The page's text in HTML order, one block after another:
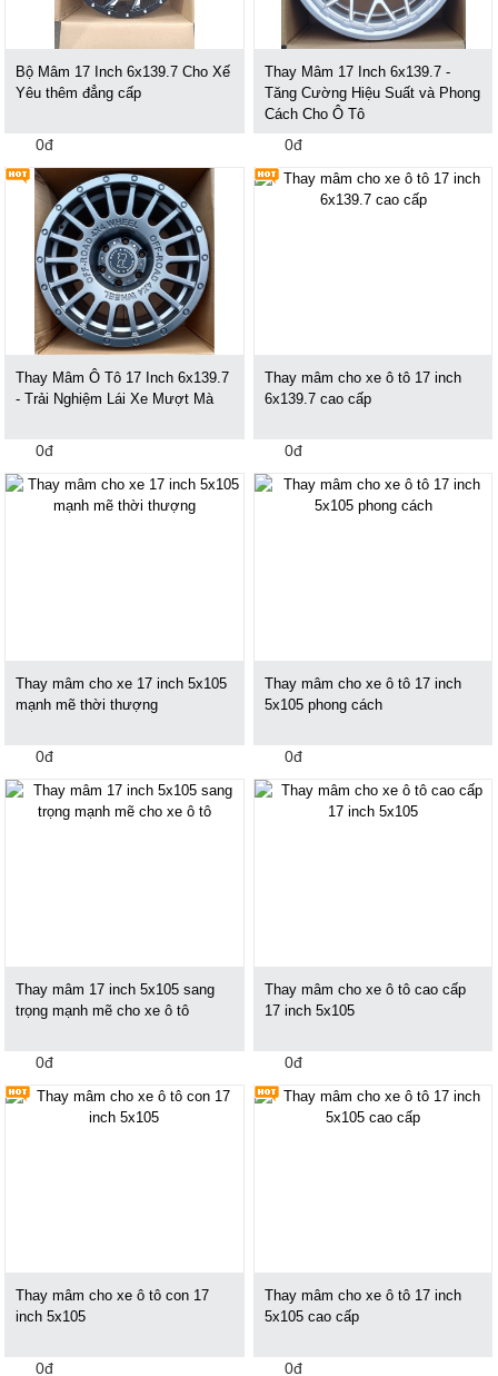
Bộ Mâm 17 Inch 6x139.7 Cho Xế
Yêu thêm đẳng cấp
0đ
Thay Mâm 17 Inch 6x139.7 -
Tăng Cường Hiệu Suất và Phong
Cách Cho Ô Tô
0đ
Thay Mâm Ô Tô 17 Inch 6x139.7
- Trải Nghiệm Lái Xe Mượt Mà
0đ
Thay mâm cho xe ô tô 17 inch
6x139.7 cao cấp
0đ
Thay mâm cho xe 17 inch 5x105
mạnh mẽ thời thượng
0đ
Thay mâm cho xe ô tô 17 inch
5x105 phong cách
0đ
Thay mâm 17 inch 5x105 sang
trọng mạnh mẽ cho xe ô tô
0đ
Thay mâm cho xe ô tô cao cấp
17 inch 5x105
0đ
Thay mâm cho xe ô tô con 17
inch 5x105
0đ
Thay mâm cho xe ô tô 17 inch
5x105 cao cấp
0đ